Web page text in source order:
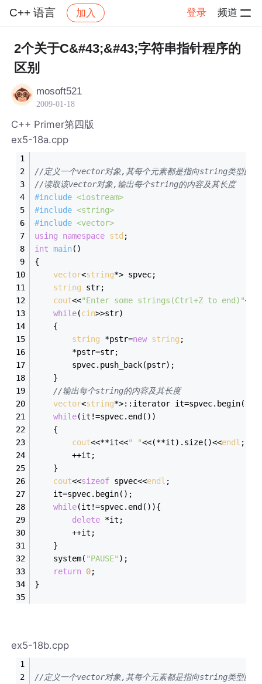
C++ 语言 加入 登录 频道
社区 C++ 语言 帖子详情
2个关于C&#43;&#43;字符串指针程序的
区别
mosoft521
2009-01-18
C++ Primer第四版
ex5-18a.cpp
//定义一个vector对象,其每个元素都是指向string类型的指
//读取该vector对象,输出每个string的内容及其长度
#include <iostream>
#include <string>
#include <vector>
using
namespace std ;
int main()
{
vector<string*> spvec;
string str;
cout<<"Enter some strings(Ctrl+Z to end)"<<
while(cin>>str)
    {
string *pstr=new string ;
        *pstr=str;
        spvec.push_back(pstr);
	}
//输出每个string的内容及其长度
vector<string*>::iterator it=spvec.begin();
while(it!=spvec.end())
    {
cout<<**it<<" "<<(**it).size()<<endl ;
		++it;
	}
cout<<sizeof spvec<<endl ;
	it=spvec.begin();
while(it!=spvec.end()){
delete *it;
		++it;
	}
	system(
"PAUSE" );
return 0;
}
ex5-18b.cpp
//定义一个vector对象,其每个元素都是指向string类型的指